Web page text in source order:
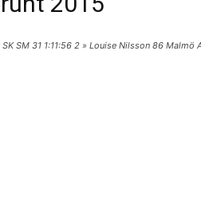
SM 31 1:11:56 2 » Louise Nilsson 86 Malmö